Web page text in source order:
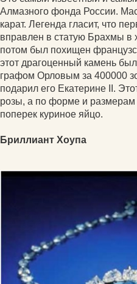
Алмазного фонда России.
карат. Легенда гласит, что
вправлен в статую Брахмы в
потом был похищен
этот драгоценный камень
графом Орловым за 400000
подарил его Екатерине II.
розы, а по форме и размерам
поперек куриное яйцо.
Бриллиант Хоупа